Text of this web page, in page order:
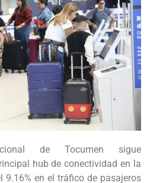
de Tocumen sigue
hub de conectividad en la
9.16% en el tráfico de pasajeros